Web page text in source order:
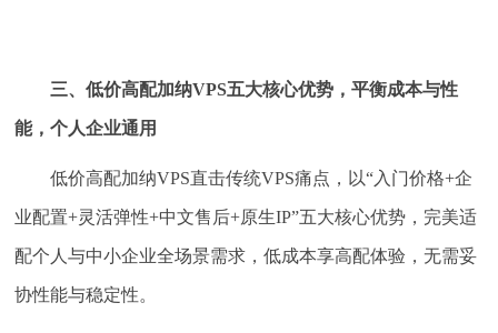
三、低价高配加纳VPS五大核心优势，平衡成本与性
能，个人企业通用
低价高配加纳VPS直击传统VPS痛点，以“入门价格+企
业配置+灵活弹性+中文售后+原生IP”五大核心优势，完美适
配个人与中小企业全场景需求，低成本享高配体验，无需妥
协性能与稳定性。